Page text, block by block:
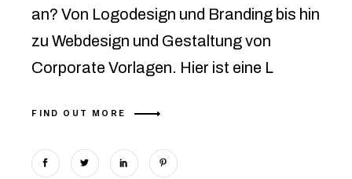
an? Von Logodesign und Branding bis hin
zu Webdesign und Gestaltung von
Corporate Vorlagen. Hier ist eine L
FIND OUT MORE